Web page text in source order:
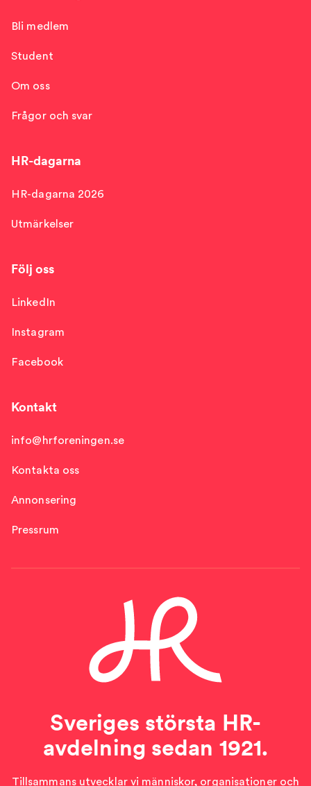
Bli medlem
Student
Om oss
Frågor och svar
HR-dagarna
HR-dagarna 2026
Utmärkelser
Följ oss
LinkedIn
Instagram
Facebook
Kontakt
info@hrforeningen.se
Kontakta oss
Annonsering
Pressrum
Sveriges största HR-
avdelning sedan 1921.
Tillsammans utvecklar vi människor, organisationer och